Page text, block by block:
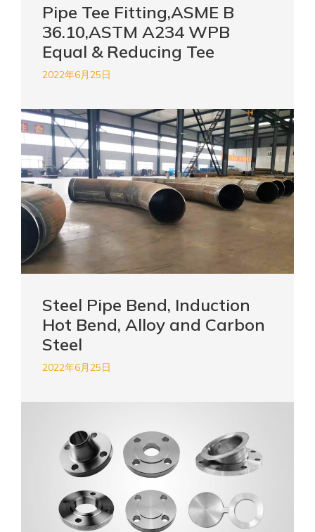
Pipe Tee Fitting,ASME B
36.10,ASTM A234 WPB
Equal & Reducing Tee
2022年6月25日
Steel Pipe Bend, Induction
Hot Bend, Alloy and Carbon
Steel
2022年6月25日